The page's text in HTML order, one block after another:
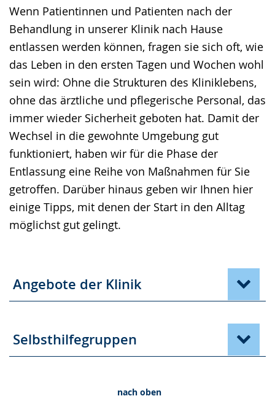
Wenn Patientinnen und Patienten nach der
Behandlung in unserer Klinik nach Hause
entlassen werden können, fragen sie sich oft, wie
das Leben in den ersten Tagen und Wochen wohl
sein wird: Ohne die Strukturen des Kliniklebens,
ohne das ärztliche und pflegerische Personal, das
immer wieder Sicherheit geboten hat. Damit der
Wechsel in die gewohnte Umgebung gut
funktioniert, haben wir für die Phase der
Entlassung eine Reihe von Maßnahmen für Sie
getroffen. Darüber hinaus geben wir Ihnen hier
einige Tipps, mit denen der Start in den Alltag
möglichst gut gelingt.
wird
angezeigt.
Angebote der Klinik
Selbsthilfegruppen
nach oben